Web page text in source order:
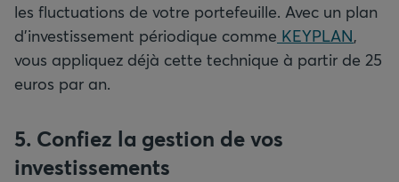
les fluctuations de votre portefeuille. Avec un plan
d’investissement périodique comme KEYPLAN,
vous appliquez déjà cette technique à partir de 25
euros par an.
5. Confiez la gestion de vos
investissements